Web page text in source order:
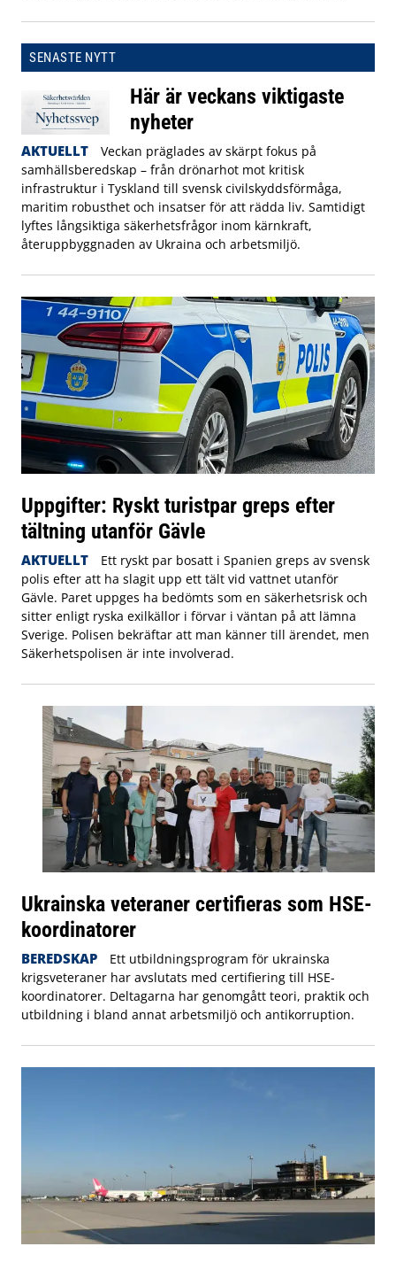
SENASTE NYTT
Här är veckans viktigaste
nyheter
AKTUELLT
Veckan präglades av skärpt fokus på
samhällsberedskap – från drönarhot mot kritisk
infrastruktur i Tyskland till svensk civilskyddsförmåga,
maritim robusthet och insatser för att rädda liv. Samtidigt
lyftes långsiktiga säkerhetsfrågor inom kärnkraft,
återuppbyggnaden av Ukraina och arbetsmiljö.
Uppgifter: Ryskt turistpar greps efter
tältning utanför Gävle
AKTUELLT
Ett ryskt par bosatt i Spanien greps av svensk
polis efter att ha slagit upp ett tält vid vattnet utanför
Gävle. Paret uppges ha bedömts som en säkerhetsrisk och
sitter enligt ryska exilkällor i förvar i väntan på att lämna
Sverige. Polisen bekräftar att man känner till ärendet, men
Säkerhetspolisen är inte involverad.
Ukrainska veteraner certifieras som HSE-
koordinatorer
BEREDSKAP
Ett utbildningsprogram för ukrainska
krigsveteraner har avslutats med certifiering till HSE-
koordinatorer. Deltagarna har genomgått teori, praktik och
utbildning i bland annat arbetsmiljö och antikorruption.